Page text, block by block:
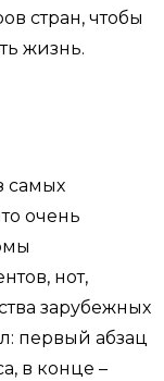
стран, чтобы
жизнь.
самых
очень
нот,
зарубежных
первый абзац
в конце –